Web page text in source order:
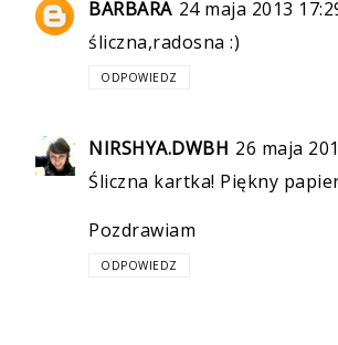
BARBARA 24 maja 2013
śliczna,radosna :)
ODPOWIEDZ
NIRSHYA.DWBH 26 maja
Śliczna kartka! Piękny
Pozdrawiam
ODPOWIEDZ